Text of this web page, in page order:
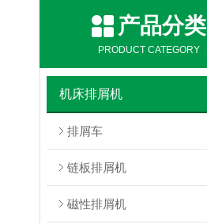
产品分类
PRODUCT CATEGORY
机床排屑机
排屑车
链板排屑机
磁性排屑机